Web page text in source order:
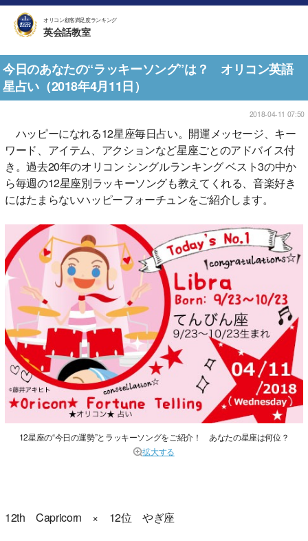
オリコン顧客満足度ランキング
英会話教室
今日のあなたの“ラッキーソング”は？ オリコン英語
星占い（2018年4月11日）
2018-04-11 07:50
ハッピーになれる12星座毎日占い。開運メッセージ、キー
ワード、アイテム、アクションなど星座ごとのアドバイス付
き。過去20年のオリコン シングルランキング ベスト3の中か
ら毎週の12星座別ラッキーソングも教えてくれる、音楽好き
にはたまらないハッピーフォーチュンをご紹介します。
12星座の“今日の運勢”とラッキーソングをご紹介！ あなたの星座は何位？
拡大する
12th Capricorn × 12位 やぎ座